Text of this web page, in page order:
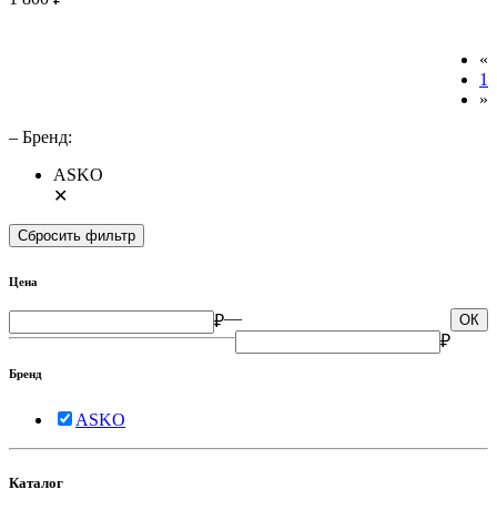
«
1
»
– Бренд:
ASKO
✕
Сбросить фильтр
Цена
₽— ОК
₽
Бренд
ASKO
Каталог